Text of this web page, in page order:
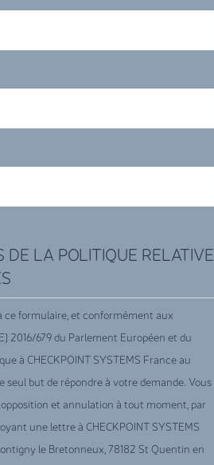
DE LA POLITIQUE RELATIVE
formulaire, et conformément aux
2016/679 du Parlement Européen et du
à CHECKPOINT SYSTEMS France au
but de répondre à votre demande. Vous
et annulation à tout moment, par
une lettre à CHECKPOINT SYSTEMS
le Bretonneux, 78182 St Quentin en